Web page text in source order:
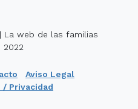
La web de las familias
2022
Aviso Legal
Privacidad